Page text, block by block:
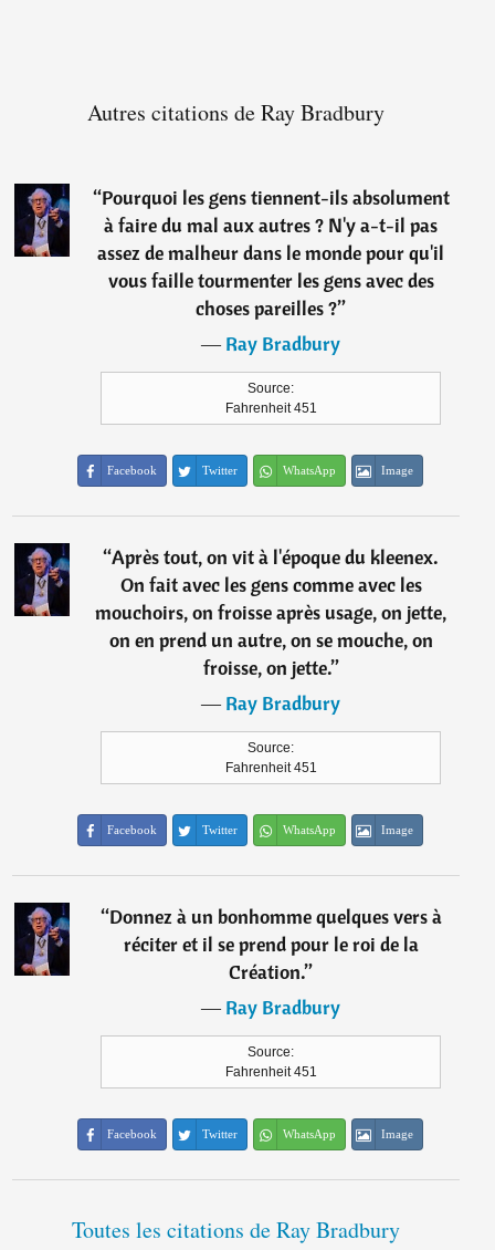
Autres citations de Ray Bradbury
“Pourquoi les gens tiennent-ils absolument
à faire du mal aux autres ? N'y a-t-il pas
assez de malheur dans le monde pour qu'il
vous faille tourmenter les gens avec des
choses pareilles ?”
―Ray Bradbury
Source:
Fahrenheit 451
Facebook Twitter WhatsApp Image
“Après tout, on vit à l'époque du kleenex.
On fait avec les gens comme avec les
mouchoirs, on froisse après usage, on jette,
on en prend un autre, on se mouche, on
froisse, on jette.”
―Ray Bradbury
Source:
Fahrenheit 451
Facebook Twitter WhatsApp Image
“Donnez à un bonhomme quelques vers à
réciter et il se prend pour le roi de la
Création.”
―Ray Bradbury
Source:
Fahrenheit 451
Facebook Twitter WhatsApp Image
Toutes les citations de Ray Bradbury